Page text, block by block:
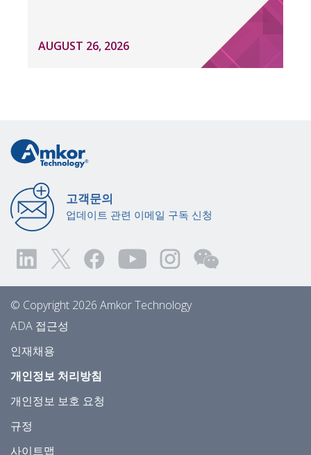
AUGUST 26, 2026
고객문의
업데이트 관련 이메일 구독 신청
© Copyright 2026 Amkor Technology
ADA 접근성
인재채용
개인정보 처리방침
개인정보 보호 요청
규정
사이트맵